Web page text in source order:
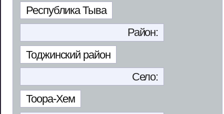
Республика Тыва
Район:
Тоджинский район
Село:
Тоора-Хем